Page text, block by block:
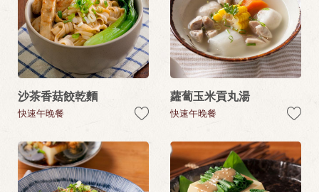
沙茶香菇餃乾麵
快速午晚餐
蘿蔔玉米貢丸湯
快速午晚餐